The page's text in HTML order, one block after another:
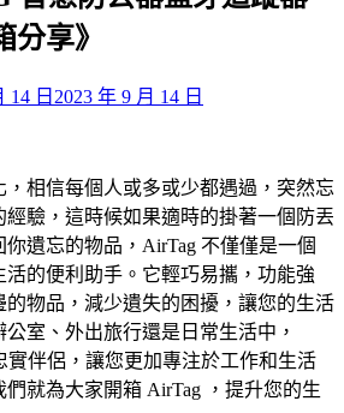
分享》
14 日 2023 年 9 月 14 日
，相信每個人或多或少都遇過，突然忘
驗，這時候如果適時的掛著一個防丟
遺忘的物品，AirTag 不僅僅是一個
的便利助手。它輕巧易攜，功能強
的物品，減少遺失的困擾，讓您的生活
室、外出旅行還是日常生活中，
實伴侶，讓您更加專注於工作和生活
就為大家開箱 AirTag ，提升您的生